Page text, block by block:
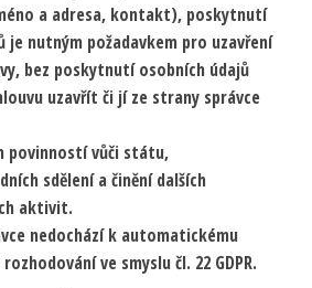
a adresa, kontakt), poskytnutí
je nutným požadavkem pro uzavření
bez poskytnutí osobních údajů
uzavřít či jí ze strany správce
povinností vůči státu,
sdělení a činění dalších
aktivit.
nedochází k automatickému
ve smyslu čl. 22 GDPR.